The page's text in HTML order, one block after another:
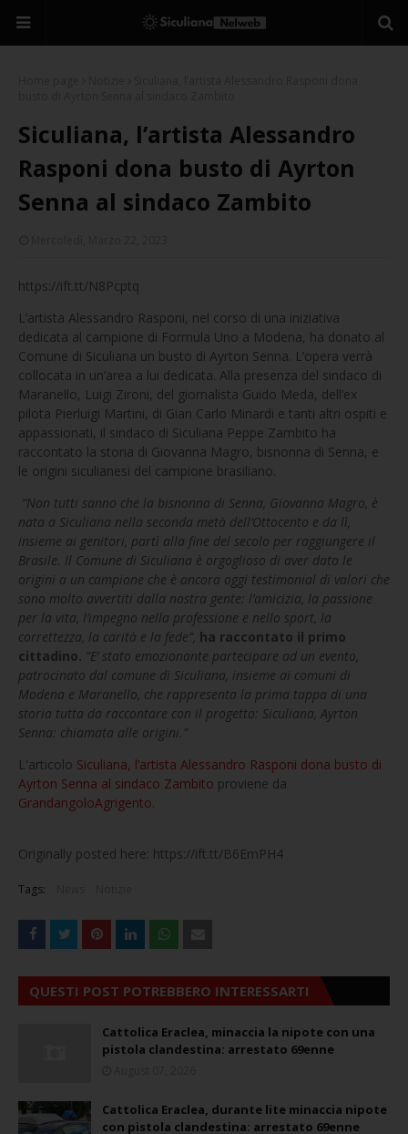
Siculiana, l’artista Alessandro
Rasponi dona busto di Ayrton
Senna al sindaco Zambito
https://ift.tt/N8Pcptq
L’artista Alessandro Rasponi, nel corso di una iniziativa
dedicata al campione di Formula Uno a Modena, ha donato al
Comune di Siculiana un busto di Ayrton Senna. L’opera verrà
collocata in un’area a lui dedicata. Alla presenza del sindaco di
Maranello, Luigi Zironi, del giornalista Guido Meda, dell’ex
pilota Pierluigi Martini, di Gian Carlo Minardi e tanti altri ospiti e
appassionati, il sindaco di Siculiana Peppe Zambito ha
raccontato la storia di Giovanna Magro, bisnonna di Senna, e
le origini siculianesi del campione brasiliano.
“Non tutti sanno che la bisnonna di Senna, Giovanna Magro, è
nata a Siculiana nella seconda metà dell’Ottocento e da lì,
insieme ai genitori, partì alla fine del secolo per raggiungere il
Brasile. Il Comune di Siculiana è orgoglioso di aver dato le
origini a un campione che è ancora oggi testimonial di valori che
sono molto avvertiti dalla nostra gente: l’amicizia, la passione
per la vita, l’impegno nella professione e nello sport, la
correttezza, la carità e la fede”, ha raccontato il primo
cittadino. “E’ stato emozionante partecipare ad un evento,
patrocinato dal comune di Siculiana, insieme ai comuni di
Modena e Maranello, che rappresenta la prima tappa di una
storia tutta da raccontare con il progetto: Siculiana, Ayrton
Senna: chiamata alle origini.”
L'articolo Siculiana, l’artista Alessandro Rasponi dona busto di
Ayrton Senna al sindaco Zambito proviene da
GrandangoloAgrigento.
Originally posted here: https://ift.tt/B6EmPH4
Tags:
QUESTI POST POTREBBERO INTERESSARTI
Cattolica Eraclea, minaccia la nipote con una
pistola clandestina: arrestato 69enne
Cattolica Eraclea, durante lite minaccia nipote
con pistola clandestina: arrestato 69enne